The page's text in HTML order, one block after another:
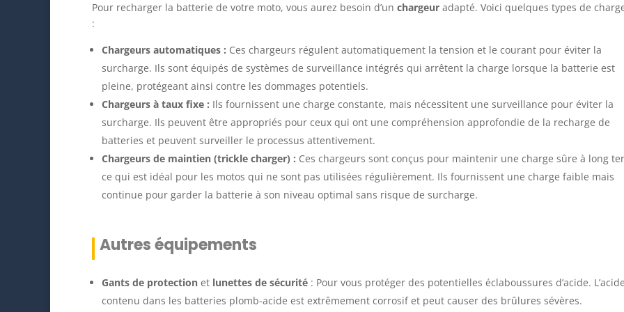
Pour recharger la batterie de votre moto, vous aurez besoin d’un chargeur adapté. Voici quelques types de
:
Chargeurs automatiques : Ces chargeurs régulent automatiquement la tension et le courant pour éviter la
surcharge. Ils sont équipés de systèmes de surveillance intégrés qui arrêtent la charge lorsque la batterie est
pleine, protégeant ainsi contre les dommages potentiels.
Chargeurs à taux fixe : Ils fournissent une charge constante, mais nécessitent une surveillance pour éviter la
surcharge. Ils peuvent être appropriés pour ceux qui ont une compréhension approfondie de la recharge de
batteries et peuvent surveiller le processus attentivement.
Chargeurs de maintien (trickle charger) : Ces chargeurs sont conçus pour maintenir une charge sûre à long
ce qui est idéal pour les motos qui ne sont pas utilisées régulièrement. Ils fournissent une charge faible mais
continue pour garder la batterie à son niveau optimal sans risque de surcharge.
Autres équipements
Gants de protection et lunettes de sécurité : Pour vous protéger des potentielles éclaboussures d’acide. L’acide
contenu dans les batteries plomb-acide est extrêmement corrosif et peut causer des brûlures sévères.